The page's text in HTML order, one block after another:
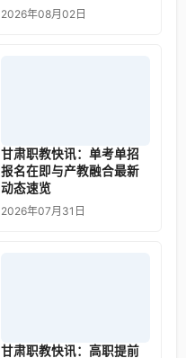
2026年08月02日
甘肃职教快讯：单考单招
报名在即与产教融合最新
动态速览
2026年07月31日
甘肃职教快讯：高职提前